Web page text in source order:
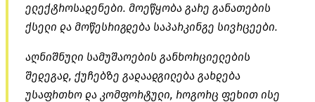
ელექტროსადენები. მოეწყობა გარე განათების
ქსელი და მოწესრიგდება საპარკინგე სივრცეები.
აღნიშნული სამუშაოების განხორციელების
შედეგად, ქუჩებზე გადაადგილება გახდება
უსაფრთხო და კომფორტული, როგორც ფეხით ისე